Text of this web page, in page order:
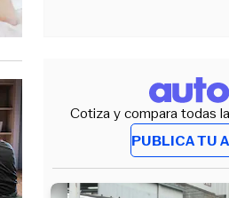
Cotiza y compara todas
PUBLICA TU